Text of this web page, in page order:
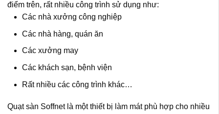
điểm trên, rất nhiều công trình sử dụng như:
Các nhà xưởng công nghiệp
Các nhà hàng, quán ăn
Các xưởng may
Các khách sạn, bệnh viện
Rất nhiều các công trình khác…
Quạt sàn Soffnet là một thiết bị làm mát phù hợp cho nhiều